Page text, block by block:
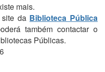
mais.
da Biblioteca Pública
também contactar o
Públicas.